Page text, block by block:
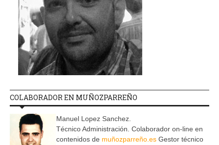
COLABORADOR EN MUÑOZPARREÑO
Manuel Lopez Sanchez.
Técnico Administración. Colaborador on-line en
contenidos de muñozparreño.es Gestor técnico